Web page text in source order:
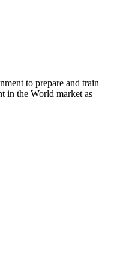
to prepare and train
in the World market as